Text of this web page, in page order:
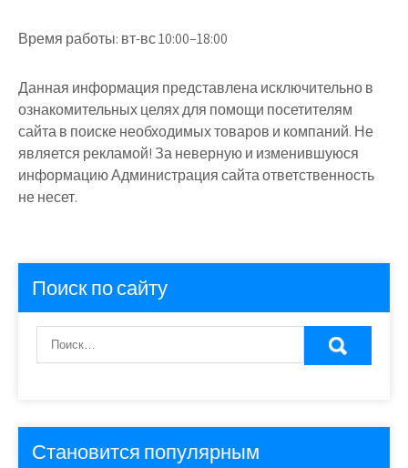
Время работы: вт-вс 10:00–18:00
Данная информация представлена исключительно в
ознакомительных целях для помощи посетителям
сайта в поиске необходимых товаров и компаний. Не
является рекламой! За неверную и изменившуюся
информацию Администрация сайта ответственность
не несет.
Поиск по сайту
Становится популярным